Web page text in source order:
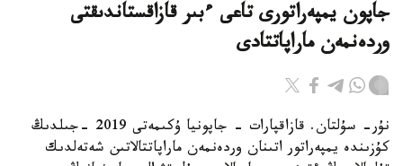
جاپون يمپەراتورى تاعى ءبىر قازاقستاندىقتى
وردەنمەن ماراپاتتادى
نۇر- سۇلتان. قازاقپارات - جاپونيا ۇكىمەتى 2019 -جىلدىڭ
كۇزىندە يمپەراتور اتىنان وردەنمەن ماراپاتتالاتىن شەتەلدىك